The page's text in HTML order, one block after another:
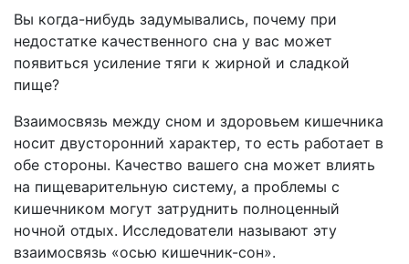
Вы когда-нибудь задумывались, почему при
недостатке качественного сна у вас может
появиться усиление тяги к жирной и сладкой
пище?
Взаимосвязь между сном и здоровьем кишечника
носит двусторонний характер, то есть работает в
обе стороны. Качество вашего сна может влиять
на пищеварительную систему, а проблемы с
кишечником могут затруднить полноценный
ночной отдых. Исследователи называют эту
взаимосвязь «осью кишечник-сон».